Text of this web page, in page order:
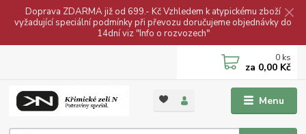
Doprava ZDARMA již od 699.- Kč Vzhledem k atypickému zboží
vyžadující speciální podmínky při převozu doručujeme objednávky do
14dní viz "Info o rozvozech"
Menu
0 ks
za 0,00 Kč